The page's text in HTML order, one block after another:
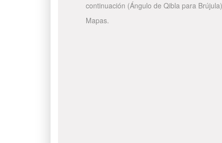
continuación (Ángulo de Qibla para
Mapas.